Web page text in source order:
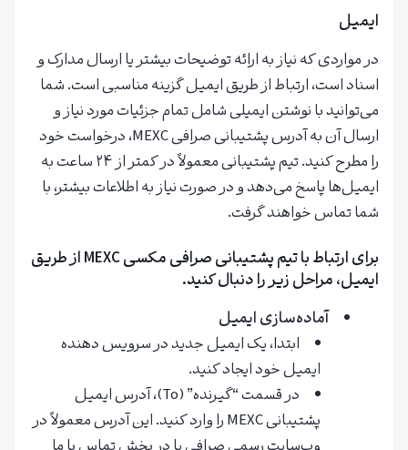
ایمیل
در مواردی که نیاز به ارائه توضیحات بیشتر یا ارسال مدارک و
اسناد است، ارتباط از طریق ایمیل گزینه مناسبی است. شما
می‌توانید با نوشتن ایمیلی شامل تمام جزئیات مورد نیاز و
ارسال آن به آدرس پشتیبانی صرافی MEXC، درخواست خود
را مطرح کنید. تیم پشتیبانی معمولاً در کمتر از ۲۴ ساعت به
ایمیل‌ها پاسخ می‌دهد و در صورت نیاز به اطلاعات بیشتر، با
شما تماس خواهند گرفت.
برای ارتباط با تیم پشتیبانی صرافی مکسی MEXC از طریق
ایمیل، مراحل زیر را دنبال کنید.
آماده‌سازی ایمیل
ابتدا، یک ایمیل جدید در سرویس دهنده
ایمیل خود ایجاد کنید.
در قسمت “گیرنده” (To)، آدرس ایمیل
پشتیبانی MEXC را وارد کنید. این آدرس معمولاً در